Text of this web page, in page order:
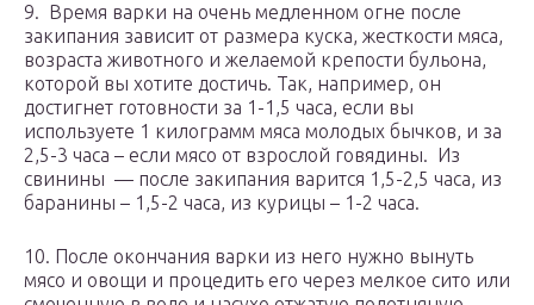
9. Время варки на очень медленном огне после
закипания зависит от размера куска, жесткости мяса,
возраста животного и желаемой крепости бульона,
которой вы хотите достичь. Так, например, он
достигнет готовности за 1-1,5 часа, если вы
используете 1 килограмм мяса молодых бычков, и за
2,5-3 часа – если мясо от взрослой говядины. Из
свинины — после закипания варится 1,5-2,5 часа, из
баранины – 1,5-2 часа, из курицы – 1-2 часа.
10. После окончания варки из него нужно вынуть
мясо и овощи и процедить его через мелкое сито или